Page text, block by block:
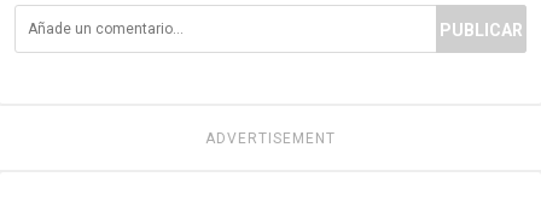
PUBLICAR
ADVERTISEMENT